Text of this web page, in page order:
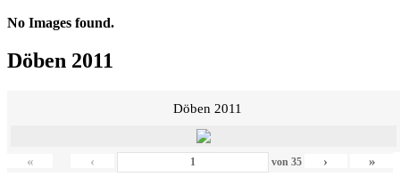
No Images found.
Döben 2011
Döben 2011
« ‹ von 35 › »